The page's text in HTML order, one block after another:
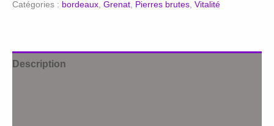
Catégories : bordeaux, Grenat, Pierres brutes, Vitalité
Description